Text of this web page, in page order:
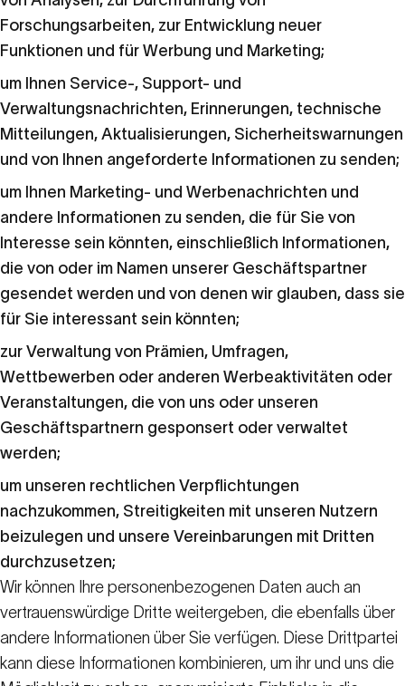
Forschungsarbeiten, zur Entwicklung neuer
Funktionen und für Werbung und Marketing;
um Ihnen Service-, Support- und
Verwaltungsnachrichten, Erinnerungen, technische
Mitteilungen, Aktualisierungen, Sicherheitswarnungen
und von Ihnen angeforderte Informationen zu senden;
um Ihnen Marketing- und Werbenachrichten und
andere Informationen zu senden, die für Sie von
Interesse sein könnten, einschließlich Informationen,
die von oder im Namen unserer Geschäftspartner
gesendet werden und von denen wir glauben, dass sie
für Sie interessant sein könnten;
zur Verwaltung von Prämien, Umfragen,
Wettbewerben oder anderen Werbeaktivitäten oder
Veranstaltungen, die von uns oder unseren
Geschäftspartnern gesponsert oder verwaltet
werden;
um unseren rechtlichen Verpflichtungen
nachzukommen, Streitigkeiten mit unseren Nutzern
beizulegen und unsere Vereinbarungen mit Dritten
durchzusetzen;
Wir können Ihre personenbezogenen Daten auch an
vertrauenswürdige Dritte weitergeben, die ebenfalls über
andere Informationen über Sie verfügen. Diese Drittpartei
kann diese Informationen kombinieren, um ihr und uns die